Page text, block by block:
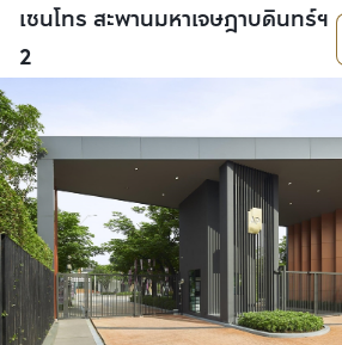
เซนโทร สะพานมหาเจษฎาบดินทร์ฯ
2